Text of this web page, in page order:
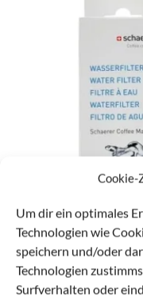
Cookie-
Um dir ein optimales
Technologien wie
speichern und/oder
Technologien
Surfverhalten oder